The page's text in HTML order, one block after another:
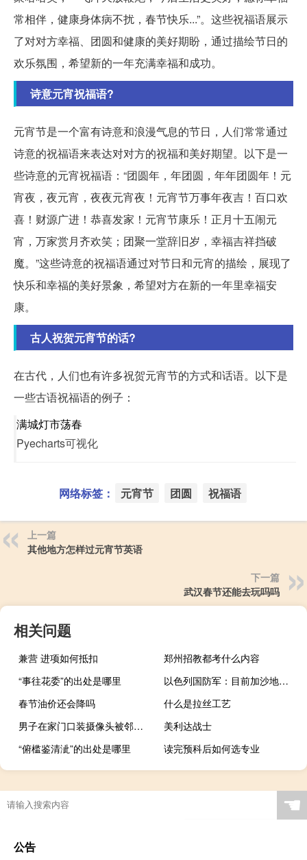
常相伴，健康身体病不扰，春节快乐...”。这些祝福语展示
了对对方幸福、团圆和健康的美好期盼，通过描绘节日的
欢乐氛围，希望新的一年充满幸福和成功。
诗意元宵祝福语?
元宵节是一个富有诗意和浪漫气息的节日，人们常常通过
诗意的祝福语来表达对对方的祝福和美好期望。以下是一
些诗意的元宵祝福语：“团圆年，年团圆，年年团圆年！元
宵夜，夜元宵，夜夜元宵夜！元宵节万事年夜吉！百口欢
喜！财源广进！恭喜发家！元宵节康乐！正月十五闹元
宵，万家赏月齐欢笑；团聚一堂辞旧岁，幸福吉祥挡破
魔。”这些诗意的祝福语通过对节日和元宵的描绘，展现了
快乐和幸福的美好景象，希望对方在新的一年里幸福安
康。
古人祝贺元宵节的话?
在古代，人们也有许多祝贺元宵节的方式和话语。以下是
一些古语祝福语的例子：
满城灯市荡春
Pyecharts可视化
网络标签： 元宵节 团圆 祝福语
上一篇
其他地方怎样过元宵节英语
下一篇
武汉春节还能去玩吗吗
相关问题
兼营 进项如何抵扣
郑州招教都考什么内容
“事往花委”的出处是哪里
以色列国防军：目前加沙地带仍有241名被扣押人员
春节油价还会降吗
什么是拉丝工艺
男子在家门口装摄像头被邻居起诉还输了官司 到底什么情况呢
美利达战士
“俯槛鉴清泚”的出处是哪里
读完预科后如何选专业
☚
公告